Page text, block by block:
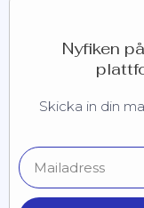
Nyfiken
Skicka in din